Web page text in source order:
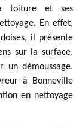
toiture et ses
En effet,
il présente
sur la surface.
un démoussage.
à Bonneville
en nettoyage